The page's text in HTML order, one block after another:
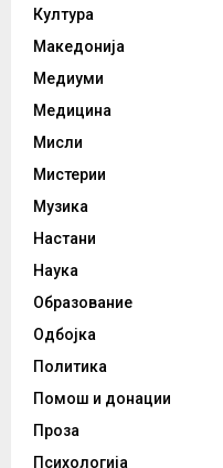
Култура
Македонија
Медиуми
Медицина
Мисли
Мистерии
Музика
Настани
Наука
Образование
Одбојка
Политика
Помош и донации
Проза
Психологија